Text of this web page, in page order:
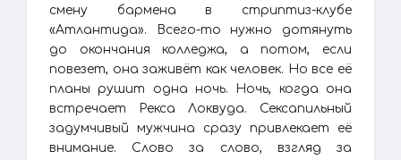
смену бармена в стриптиз-клубе
«Атлантида». Всего-то нужно дотянуть
до окончания колледжа, а потом, если
повезет, она заживёт как человек. Но все её
планы рушит одна ночь. Ночь, когда она
встречает Рекса Локвуда. Сексапильный
задумчивый мужчина сразу привлекает её
внимание. Слово за слово, взгляд за